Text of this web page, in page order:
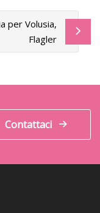
per Volusia,
Flagler
Contattaci